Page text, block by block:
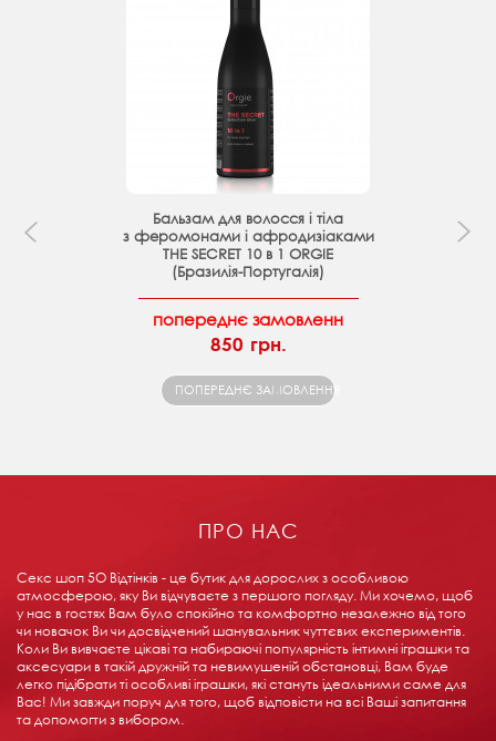
Бальзам для волосся і тіла
з феромонами і афродизіаками
THE SECRET 10 в 1 ORGIE
(Бразилія-Португалія)
попереднє замовленн
850 грн.
ПОПЕРЕДНЄ ЗАМОВЛЕННЯ
ПРО НАС
Секс шоп 5О Відтінків - це бутик для дорослих з особливою
атмосферою, яку Ви відчуваєте з першого погляду. Ми хочемо, щоб
у нас в гостях Вам було спокійно та комфортно незалежно від того
чи новачок Ви чи досвідчений шанувальник чуттєвих експериментів.
Коли Ви вивчаєте цікаві та набираючі популярність інтимні іграшки та
аксесуари в такій дружній та невимушеній обстановці, Вам буде
легко підібрати ті особливі іграшки, які стануть ідеальними саме для
Вас! Ми завжди поруч для того, щоб відповісти на всі Ваші запитання
та допомогти з вибором.